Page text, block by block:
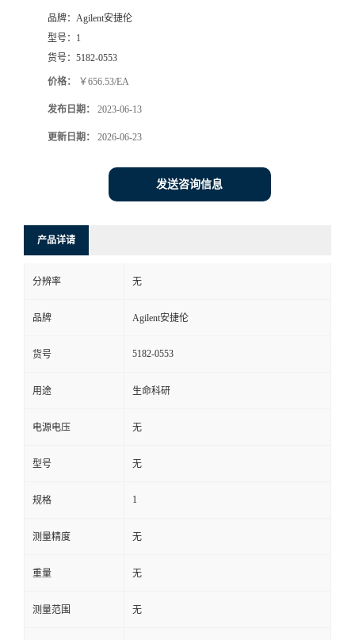
品牌： Agilent安捷伦
型号： 1
货号： 5182-0553
价格： ￥656.53/EA
发布日期： 2023-06-13
更新日期： 2026-06-23
发送咨询信息
产品详请
分辨率 无
品牌 Agilent安捷伦
货号 5182-0553
用途 生命科研
电源电压 无
型号 无
规格 1
测量精度 无
重量 无
测量范围 无